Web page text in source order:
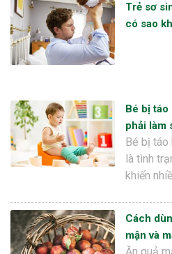
Trẻ sơ
có sao
Bé bị
phải làm
Bé bị
là tình
khiến
Cách
mận và